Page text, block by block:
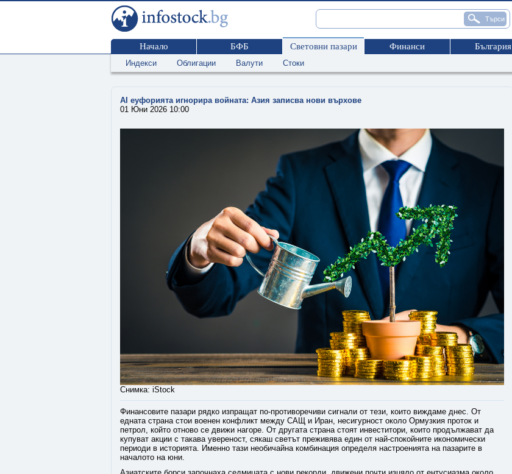
Начало БФБ Световни пазари Финанси България
Индекси Облигации Валути Стоки
AI еуфорията игнорира войната: Азия записва нови върхове
01 Юни 2026 10:00
Снимка: iStock
Финансовите пазари рядко изпращат по-противоречиви сигнали от тези, които виждаме днес. От
едната страна стои военен конфликт между САЩ и Иран, несигурност около Ормузкия проток и
петрол, който отново се движи нагоре. От другата страна стоят инвеститори, които продължават да
купуват акции с такава увереност, сякаш светът преживява един от най-спокойните икономически
периоди в историята. Именно тази необичайна комбинация определя настроенията на пазарите в
началото на юни.